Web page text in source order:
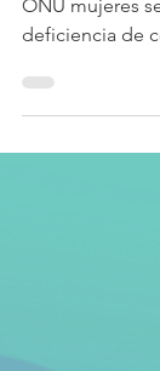
El 14 de
ONU mujeres
deficiencia de
menores,